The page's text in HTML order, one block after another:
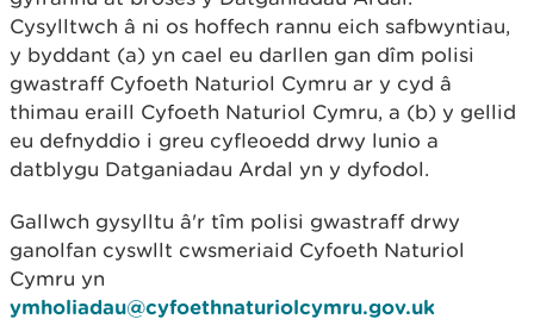
Cysylltwch â ni os hoffech rannu eich safbwyntiau,
y byddant (a) yn cael eu darllen gan dîm polisi
gwastraff Cyfoeth Naturiol Cymru ar y cyd â
thimau eraill Cyfoeth Naturiol Cymru, a (b) y gellid
eu defnyddio i greu cyfleoedd drwy lunio a
datblygu Datganiadau Ardal yn y dyfodol.
Gallwch gysylltu â'r tîm polisi gwastraff drwy
ganolfan cyswllt cwsmeriaid Cyfoeth Naturiol
Cymru yn
ymholiadau@cyfoethnaturiolcymru.gov.uk